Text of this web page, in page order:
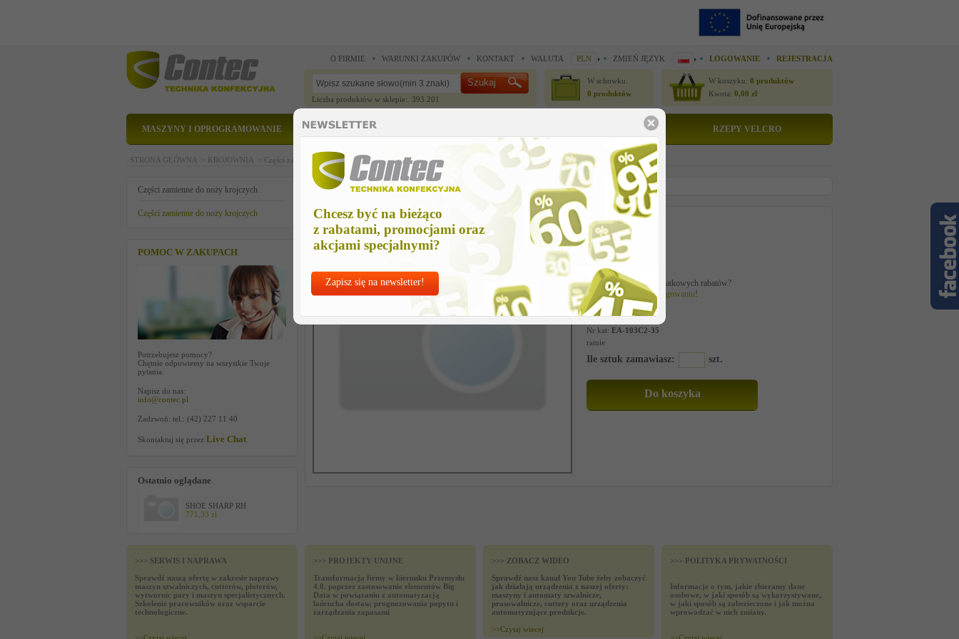
Chcesz być na bieżąco
z rabatami, promocjami oraz
akcjami specjalnymi?
Zapisz się na newsletter!
O FIRMIE WARUNKI ZAKUPÓW KONTAKT WALUTA PLN ZMIEŃ JĘZYK LOGOWANIE REJESTRACJA
Liczba produktów w sklepie: 393 201
W schowku:
0 produktów
W koszyku: 0 produktów
Kwota: 0,00 zł
MASZYNY I OPROGRAMOWANIE CZĘŚCI ZAMIENNE RZEPY VELCRO
STRONA GŁÓWNA > KROJOWNIA > Części zamienne do noży krojczych >Części zamienne do noży krojczych > SHOE SHARP RH
Części zamienne do noży krojczych
Części zamienne do noży krojczych
POMOC W ZAKUPACH
Potrzebujesz pomocy?
Chętnie odpowiemy na wszystkie Twoje
pytania.
Napisz do nas:
info@contec.pl
Zadzwoń: tel.: (42) 227 11 40
Skontaktuj się przez Live Chat
Ostatnio oglądane
SHOE SHARP RH
771,33 zł
SHOE SHARP RH
Cena netto
771,33 zł
Chcesz korzystać z dodatkowych rabatów?
Najlepszeceny pozalogowaniu!
Nr kat: EA-103C2-35
ramie
Ile sztuk zamawiasz: szt.
>>> SERWIS I NAPRAWA
Sprawdź naszą ofertę w zakresie naprawy
maszyn szwalniczych, cutterów, ploterów,
wytwornic pary i maszyn specjalistycznych.
Szkolenie pracowników oraz wsparcie
technologiczne.
>>> PROJEKTY UNIJNE
Transformacja firmy w kierunku Przemysłu
4.0. poprzez zastosowanie elementów Big
Data w powiązaniu z automatyzacją
łańcucha dostaw, prognozowania popytu i
zarządzania zapasami
>>> ZOBACZ WIDEO
Sprawdź nasz kanał You Tube żeby zobaczyć
jak działają urządzenia z naszej oferty:
maszyny i automaty szwalnicze,
prasowalnicze, cuttery oraz urządzenia
automatyzujące produkcje.
>>Czytaj wiecej
>>> POLITYKA PRYWATNOŚCI
Informacje o tym, jakie zbieramy dane
osobowe, w jaki sposób są wykorzystywane,
w jaki sposób są zabezieczone i jak można
wprowadzać w nich zmiany.